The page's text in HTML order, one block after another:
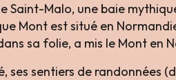
Saint-Malo, une baie
Mont est situé en
sa folie, a mis le Mont en
ses sentiers de randonnées